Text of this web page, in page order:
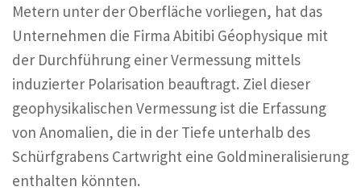
Metern unter der Oberfläche vorliegen, hat das
Unternehmen die Firma Abitibi Géophysique mit
der Durchführung einer Vermessung mittels
induzierter Polarisation beauftragt. Ziel dieser
geophysikalischen Vermessung ist die Erfassung
von Anomalien, die in der Tiefe unterhalb des
Schürfgrabens Cartwright eine Goldmineralisierung
enthalten könnten.